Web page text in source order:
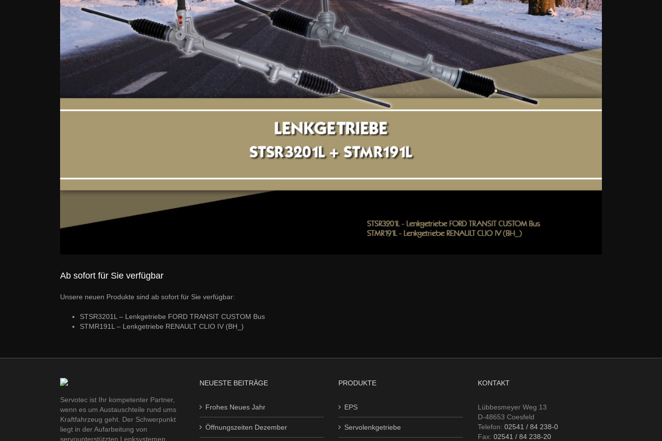
Ab sofort für Sie verfügbar
Unsere neuen Produkte sind ab sofort für Sie verfügbar:
STSR3201L – Lenkgetriebe FORD TRANSIT CUSTOM Bus
STMR191L – Lenkgetriebe RENAULT CLIO IV (BH_)
Servotec ist Ihr kompetenter Partner,
wenn es um Austauschteile rund ums
Kraftfahrzeug geht. Der Schwerpunkt
liegt in der Aufarbeitung von
servounterstützten Lenksystemen.
NEUESTE BEITRÄGE
Frohes Neues Jahr
Öffnungszeiten Dezember
PRODUKTE
EPS
Servolenkgetriebe
KONTAKT
Lübbesmeyer Weg 13
D-48653 Coesfeld
Telefon: 02541 / 84 238-0
Fax: 02541 / 84 238-20